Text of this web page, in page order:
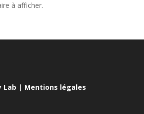
à afficher.
Lab | Mentions légales